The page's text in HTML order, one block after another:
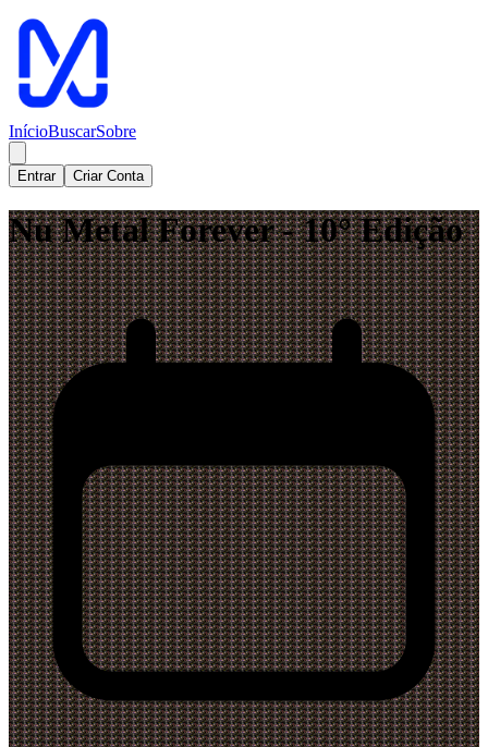
InícioBuscarSobre
Entrar Criar Conta
Nu Metal Forever - 10° Edição